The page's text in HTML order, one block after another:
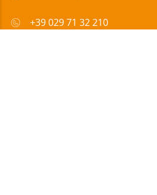
+39 029 71 32 210